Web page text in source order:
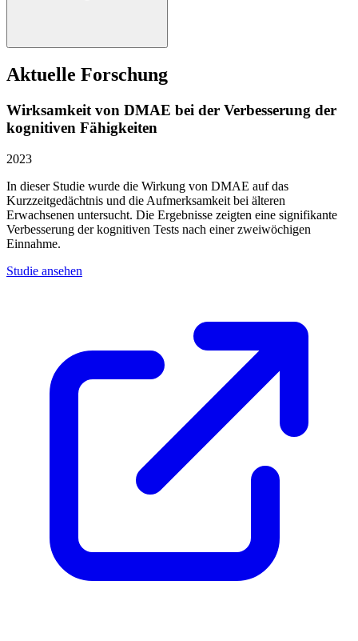
Aktuelle Forschung
Wirksamkeit von DMAE bei der Verbesserung der
kognitiven Fähigkeiten
2023
In dieser Studie wurde die Wirkung von DMAE auf das
Kurzzeitgedächtnis und die Aufmerksamkeit bei älteren
Erwachsenen untersucht. Die Ergebnisse zeigten eine signifikante
Verbesserung der kognitiven Tests nach einer zweiwöchigen
Einnahme.
Studie ansehen